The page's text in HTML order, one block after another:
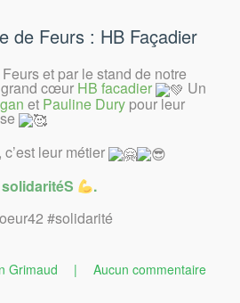
de Feurs : HB Façadier
et par le stand de notre
cœur HB facadier Un
et Pauline Dury pour leur
leur métier
.
#solidarité
Grimaud | Aucun commentairesur